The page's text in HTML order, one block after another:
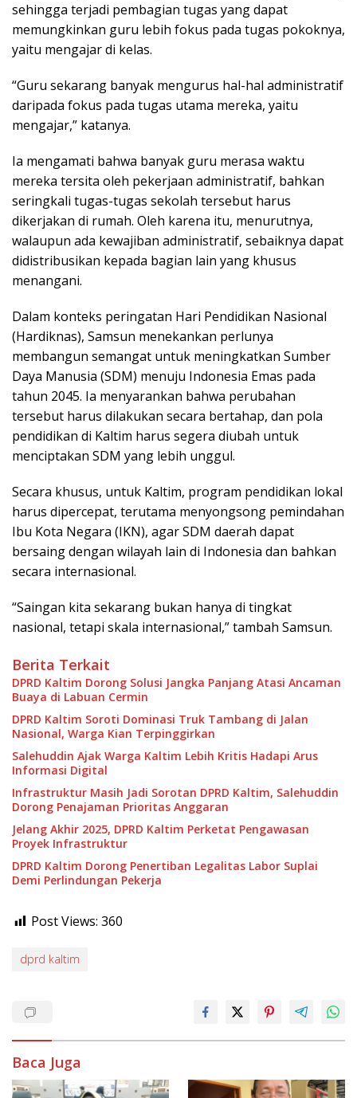
sehingga terjadi pembagian tugas yang dapat
memungkinkan guru lebih fokus pada tugas pokoknya,
yaitu mengajar di kelas.
“Guru sekarang banyak mengurus hal-hal administratif
daripada fokus pada tugas utama mereka, yaitu
mengajar,” katanya.
Ia mengamati bahwa banyak guru merasa waktu
mereka tersita oleh pekerjaan administratif, bahkan
seringkali tugas-tugas sekolah tersebut harus
dikerjakan di rumah. Oleh karena itu, menurutnya,
walaupun ada kewajiban administratif, sebaiknya dapat
didistribusikan kepada bagian lain yang khusus
menangani.
Dalam konteks peringatan Hari Pendidikan Nasional
(Hardiknas), Samsun menekankan perlunya
membangun semangat untuk meningkatkan Sumber
Daya Manusia (SDM) menuju Indonesia Emas pada
tahun 2045. Ia menyarankan bahwa perubahan
tersebut harus dilakukan secara bertahap, dan pola
pendidikan di Kaltim harus segera diubah untuk
menciptakan SDM yang lebih unggul.
Secara khusus, untuk Kaltim, program pendidikan lokal
harus dipercepat, terutama menyongsong pemindahan
Ibu Kota Negara (IKN), agar SDM daerah dapat
bersaing dengan wilayah lain di Indonesia dan bahkan
secara internasional.
“Saingan kita sekarang bukan hanya di tingkat
nasional, tetapi skala internasional,” tambah Samsun.
Berita Terkait
DPRD Kaltim Dorong Solusi Jangka Panjang Atasi Ancaman
Buaya di Labuan Cermin
DPRD Kaltim Soroti Dominasi Truk Tambang di Jalan
Nasional, Warga Kian Terpinggirkan
Salehuddin Ajak Warga Kaltim Lebih Kritis Hadapi Arus
Informasi Digital
Infrastruktur Masih Jadi Sorotan DPRD Kaltim, Salehuddin
Dorong Penajaman Prioritas Anggaran
Jelang Akhir 2025, DPRD Kaltim Perketat Pengawasan
Proyek Infrastruktur
DPRD Kaltim Dorong Penertiban Legalitas Labor Suplai
Demi Perlindungan Pekerja
Post Views: 360
dprd kaltim
Baca Juga